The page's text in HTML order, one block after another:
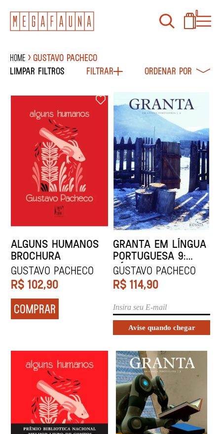
0
Home
Gustavo Pacheco
Filtrar
Limpar filtros
ALGUNS HUMANOS
BROCHURA
Gustavo Pacheco
R$ 102,90
COMPRAR
GRANTA EM LÍNGUA
PORTUGUESA 9:
RÚSSIA
Gustavo Pacheco
R$ 114,90